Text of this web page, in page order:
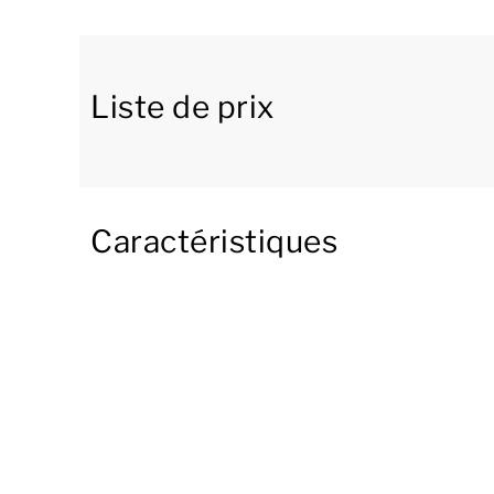
Le rez-de-chaussée comprend une chambre
Le premier étage se compose de 7 chambres
Liste de prix
Caractéristiques